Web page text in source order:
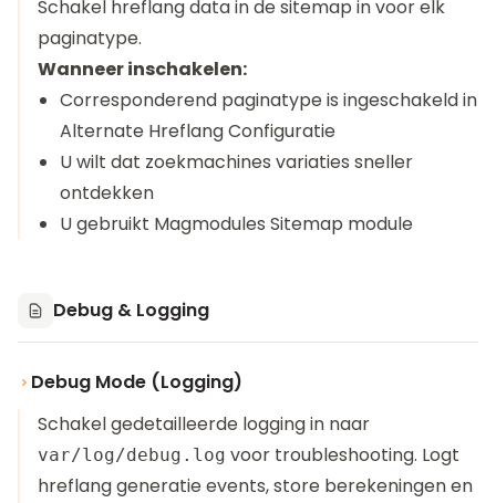
Schakel hreflang data in de sitemap in voor elk
paginatype.
Wanneer inschakelen:
Corresponderend paginatype is ingeschakeld in
Alternate Hreflang Configuratie
U wilt dat zoekmachines variaties sneller
ontdekken
U gebruikt Magmodules Sitemap module
Debug & Logging
Debug Mode (Logging)
Schakel gedetailleerde logging in naar
var/log/debug.log voor troubleshooting. Logt
hreflang generatie events, store berekeningen en